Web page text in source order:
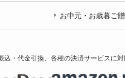
お中元・お歳暮ご
込・代金引換、各種の決済サービスに対